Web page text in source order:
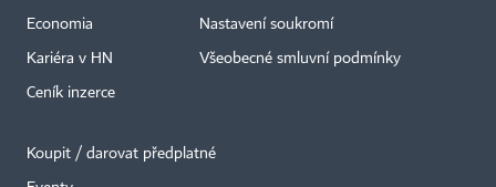
Economia
Kariéra v HN
Ceník inzerce
Nastavení soukromí
Všeobecné smluvní podmínky
Koupit / darovat předplatné